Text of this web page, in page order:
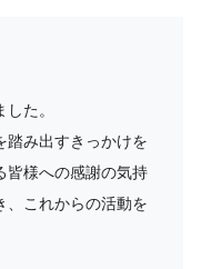
た。
踏み出すきっかけを
皆様への感謝の気持
、これからの活動を